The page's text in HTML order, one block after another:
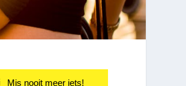
Mis nooit meer iets!